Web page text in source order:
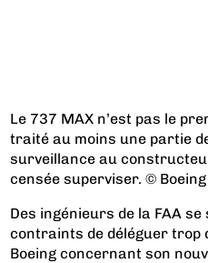
Le 737 MAX n’est pas le
traité au moins une partie
surveillance au
censée superviser. © Boeing
Des ingénieurs de la FAA
contraints de déléguer trop
Boeing concernant son